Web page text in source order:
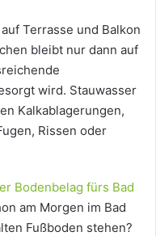
Terrasse und Balkon
bleibt nur dann auf
wird. Stauwasser
Kalkablagerungen,
Rissen oder
Bodenbelag fürs Bad
am Morgen im Bad
Fußboden stehen?